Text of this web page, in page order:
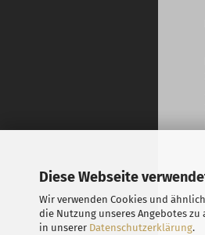
Diese Webseite
Wir verwenden Cookies und
die Nutzung unseres Angebotes
in unserer Datenschutzerklärung.